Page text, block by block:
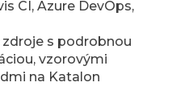
CI, Azure DevOps,
s podrobnou
vzorovými
na Katalon